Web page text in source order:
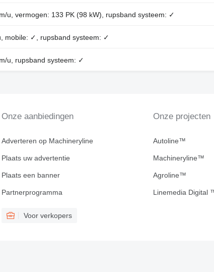
u, vermogen: 133 PK (98 kW), rupsband systeem: ✓
mobile: ✓, rupsband systeem: ✓
u, rupsband systeem: ✓
Onze aanbiedingen
Adverteren op Machineryline
Plaats uw advertentie
Plaats een banner
Partnerprogramma
Voor verkopers
Onze projecten
Autoline™
Machineryline™
Agroline™
Linemedia Digital